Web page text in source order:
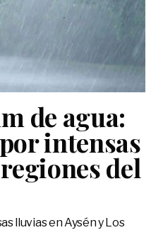
de agua:
intensas
del
lluvias en Aysén y Los